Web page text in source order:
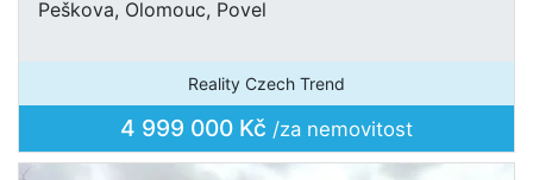
Peškova, Olomouc, Povel
Reality Czech Trend
4 999 000 Kč /za nemovitost